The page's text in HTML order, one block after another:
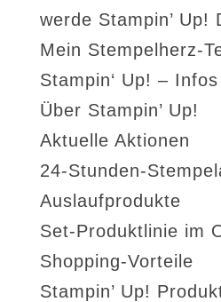
werde Stampin’ Up!
Mein Stempelherz-
Stampin‘ Up! – Infos
Über Stampin’ Up!
Aktuelle Aktionen
24-Stunden-
Auslaufprodukte
Set-Produktlinie im
Shopping-Vorteile
Stampin’ Up!